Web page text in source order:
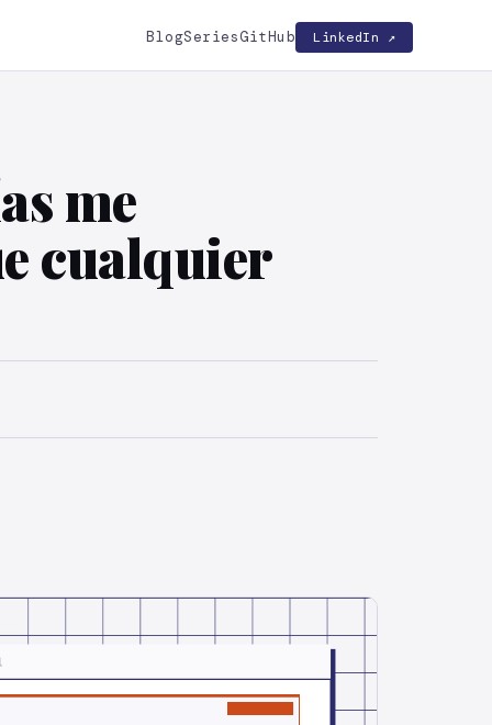
BlogSeriesGitHub LinkedIn ↗
me
cualquier